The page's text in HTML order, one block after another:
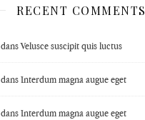
RECENT COMMENTS
dansVelusce suscipit quis luctus
dansInterdum magna augue eget
dansInterdum magna augue eget